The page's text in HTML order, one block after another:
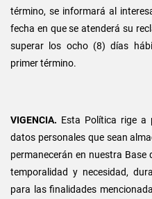
término, se informará al
fecha en que se atenderá su
superar los ocho (8) días
primer término.
VIGENCIA. Esta Política rige
datos personales que sean
permanecerán en nuestra Base
temporalidad y necesidad,
para las finalidades